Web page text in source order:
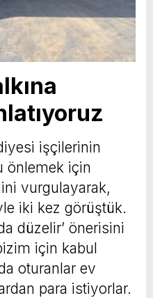
işçilerinin
önlemek için
vurgulayarak,
iki kez görüştük.
düzelir’ önerisini
için kabul
oturanlar ev
para istiyorlar.